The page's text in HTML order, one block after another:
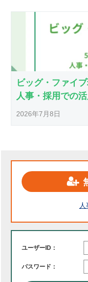
ビッグ・ファイ
人事・採用での
2026年7月8日
ユーザーID：
パスワード：